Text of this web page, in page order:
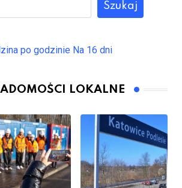
Szukaj
po godzinie Na 16 dni
LOKALNE